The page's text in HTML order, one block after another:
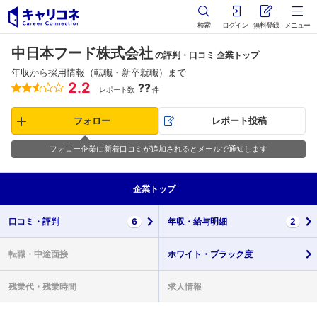
検索 ログイン 無料登録 メニュー
中日本フード株式会社 の評判・口コミ 企業トップ
年収から採用情報（転職・新卒就職）まで
2.2 レポート数 ??件
フォロー レポート投稿
フォロー企業に新着口コミが追加されるとメールで通知します
企業 トップ
口コミ・ 評判 6 年収・ 給与明細 2
転職・ 中途面接 ホワイト・ ブラック度
残業代・ 残業時間 求人情報